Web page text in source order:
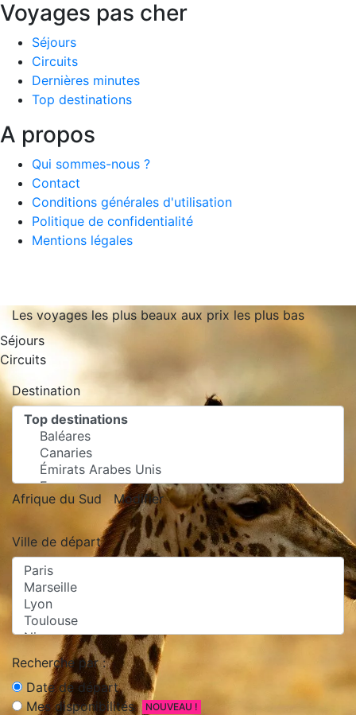
Voyages pas cher
Séjours
Circuits
Dernières minutes
Top destinations
A propos
Qui sommes-nous ?
Contact
Conditions générales d'utilisation
Politique de confidentialité
Mentions légales
Les voyages les plus beaux aux prix les plus bas
Séjours
Circuits
Destination
Afrique du Sud Modifier
Ville de départ
Recherche par :
Date de départ
Mes disponibilités
NOUVEAU !